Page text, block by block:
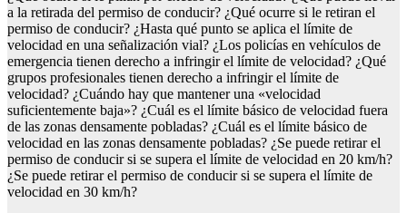
a la retirada del permiso de conducir? ¿Qué ocurre si le retiran el
permiso de conducir? ¿Hasta qué punto se aplica el límite de
velocidad en una señalización vial? ¿Los policías en vehículos de
emergencia tienen derecho a infringir el límite de velocidad? ¿Qué
grupos profesionales tienen derecho a infringir el límite de
velocidad? ¿Cuándo hay que mantener una «velocidad
suficientemente baja»? ¿Cuál es el límite básico de velocidad fuera
de las zonas densamente pobladas? ¿Cuál es el límite básico de
velocidad en las zonas densamente pobladas? ¿Se puede retirar el
permiso de conducir si se supera el límite de velocidad en 20 km/h?
¿Se puede retirar el permiso de conducir si se supera el límite de
velocidad en 30 km/h?